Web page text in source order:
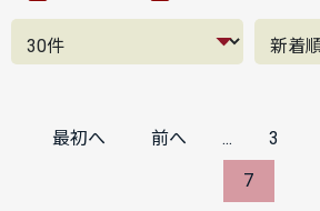
最初へ 前へ ... 3
7